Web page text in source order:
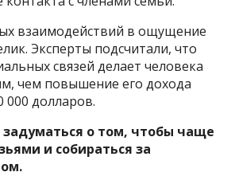
взаимодействий в ощущение
Эксперты подсчитали, что
связей делает человека
чем повышение его дохода
000 долларов.
задуматься о том, чтобы чаще
и собираться за